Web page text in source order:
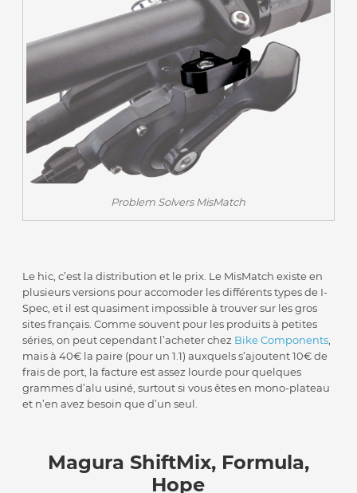
Problem Solvers MisMatch
Le hic, c’est la distribution et le prix. Le MisMatch existe en
plusieurs versions pour accomoder les différents types de I-
Spec, et il est quasiment impossible à trouver sur les gros
sites français. Comme souvent pour les produits à petites
séries, on peut cependant l’acheter chez Bike Components
mais à 40€ la paire (pour un 1.1) auxquels s’ajoutent 10€ de
frais de port, la facture est assez lourde pour quelques
grammes d’alu usiné, surtout si vous êtes en mono-plateau
et n’en avez besoin que d’un seul.
Magura ShiftMix, Formula,
Hope